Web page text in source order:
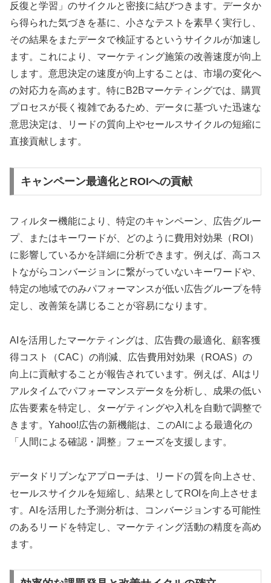
反復と学習」のサイクルと密接に結びつきます。データか
ら得られた気づきを基に、小さなテストを素早く実行し、
その結果をまたデータで検証するというサイクルが加速し
ます。これにより、マーケティング施策の改善速度が向上
します。意思決定の速度が向上することは、市場の変化へ
の対応力を高めます。特にB2Bマーケティングでは、購買
プロセスが長く複雑であるため、データに基づいた迅速な
意思決定は、リードの質向上やセールスサイクルの短縮に
直接貢献します。
キャンペーン最適化とROIへの貢献
フィルター機能により、特定のキャンペーン、広告グルー
プ、またはキーワードが、どのように費用対効果（ROI）
に影響しているかを詳細に分析できます。例えば、高コス
トながらコンバージョンに繋がっていないキーワードや、
特定の地域でのみパフォーマンスが低い広告グループを特
定し、改善策を講じることが容易になります。
AIを活用したマーケティングは、広告費の最適化、顧客獲
得コスト（CAC）の削減、広告費用対効果（ROAS）の
向上に貢献することが報告されています。例えば、AIはリ
アルタイムでパフォーマンスデータを分析し、成果の低い
広告要素を特定し、ターゲティングや入札を自動で調整で
きます。Yahoo!広告の新機能は、このAIによる最適化の
「人間による確認・調整」フェーズを支援します。
データドリブンなアプローチは、リードの質を向上させ、
セールスサイクルを短縮し、結果としてROIを向上させま
す。AIを活用した予測分析は、コンバージョンする可能性
のあるリードを特定し、マーケティング活動の精度を高め
ます。